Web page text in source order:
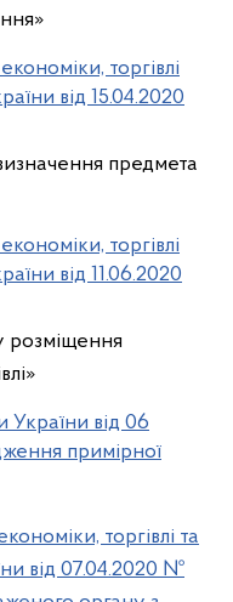
торгівлі
від 15.04.2020
предмета
торгівлі
від 11.06.2020
розміщення
України від 06
примірної
торгівлі та
від 07.04.2020 №